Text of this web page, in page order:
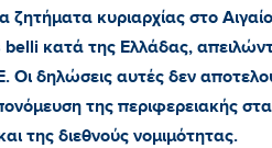
κυριαρχίας στο
belli κατά της Ελλάδας,
Οι δηλώσεις αυτές δεν
της περιφερειακής
της διεθνούς νομιμότητας.